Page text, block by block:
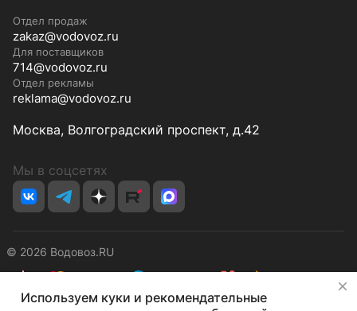
Отдел продаж
zakaz@vodovoz.ru
Для поставщиков
714@vodovoz.ru
Отдел рекламы
reklama@vodovoz.ru
Москва, Волгоградский проспект, д.42
Мы в соцсетях
© 2026 Водовоз.RU
КонфиденциальностьОферта
Используем куки и рекомендательные